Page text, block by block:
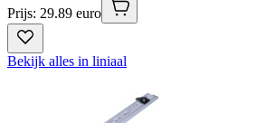
Prijs: 29.89 euro
Bekijk alles in liniaal